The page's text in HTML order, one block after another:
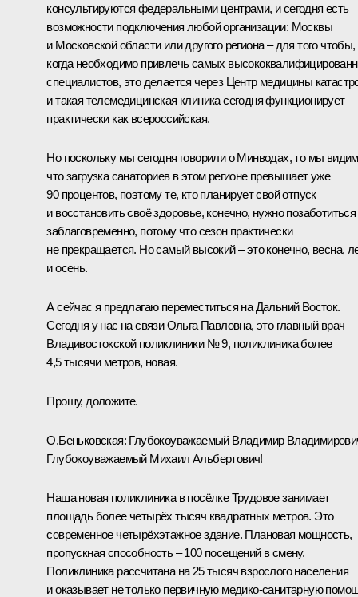
консультируются федеральными центрами, и сегодня есть
возможности подключения любой организации: Москвы
и Московской области или другого региона – для того чтобы,
когда необходимо привлечь самых
специалистов, это делается через Центр медицины
и такая телемедицинская клиника сегодня функционирует
практически как всероссийская.
Но поскольку мы сегодня говорили о Минводах, то мы
что загрузка санаториев в этом регионе превышает уже
90 процентов, поэтому те, кто планирует свой отпуск
и восстановить своё здоровье, конечно, нужно позаботиться
заблаговременно, потому что сезон практически
не прекращается. Но самый высокий – это конечно, весна,
и осень.
А сейчас я предлагаю переместиться на Дальний Восток.
Сегодня у нас на связи Ольга Павловна, это главный врач
Владивостокской поликлиники № 9, поликлиника более
4,5 тысячи метров, новая.
Прошу, доложите.
О.Беньковская: Глубокоуважаемый Владимир
Глубокоуважаемый Михаил Альбертович!
Наша новая поликлиника в посёлке Трудовое занимает
площадь более четырёх тысяч квадратных метров. Это
современное четырёхэтажное здание. Плановая мощность,
пропускная способность – 100 посещений в смену.
Поликлиника рассчитана на 25 тысяч взрослого населения
и оказывает не только первичную медико-санитарную